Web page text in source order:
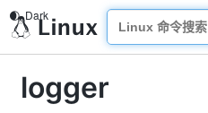
logger